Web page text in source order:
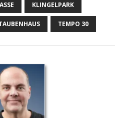
KLINGELPARK
TEMPO 30